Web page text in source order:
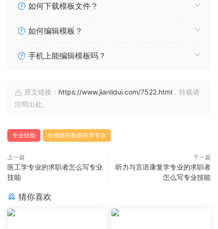
如何下载模板文件？
如何编辑模板？
手机上能编辑模板吗？
原文链接： https://www.jianlidui.com/7522.html ，转载请
注明出处。
专业技能 生物医药数据科学专业
上一篇
医工学专业的求职者怎么写专业
技能
下一篇
听力与言语康复学专业的求职者
怎么写专业技能
猜你喜欢